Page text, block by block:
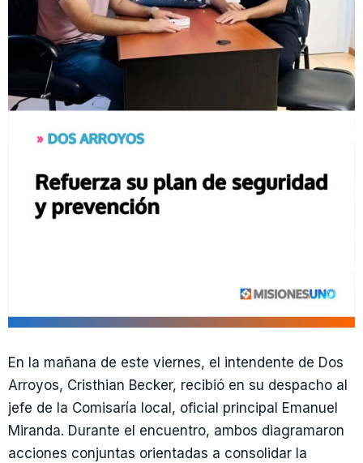
En la mañana de este viernes, el intendente de Dos
Arroyos, Cristhian Becker, recibió en su despacho al
jefe de la Comisaría local, oficial principal Emanuel
Miranda. Durante el encuentro, ambos diagramaron
acciones conjuntas orientadas a consolidar la